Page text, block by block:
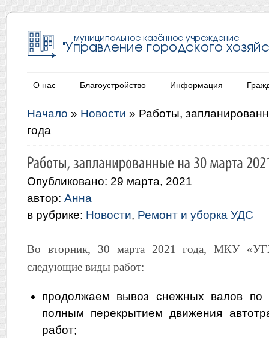
О нас Благоустройство Информация
Начало » Новости » Работы,
года
Опубликовано: 29 марта, 2021
автор: Анна
в рубрике: Новости, Ремонт и уборка УДС
Во вторник, 30 марта 2021 года, МКУ
следующие виды работ:
продолжаем вывоз снежных валов по
полным перекрытием движения
работ;